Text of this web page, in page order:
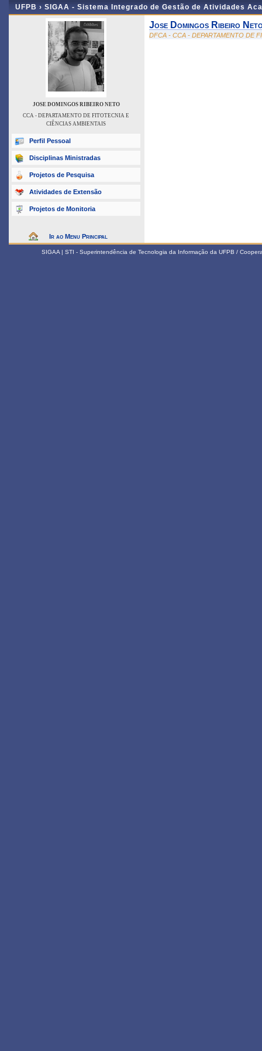
UFPB › SIGAA - Sistema Integrado de Gestão de Atividades
JOSE DOMINGOS RIBEIRO NETO
CCA - DEPARTAMENTO DE FITOTECNIA E
CIÊNCIAS AMBIENTAIS
Perfil Pessoal
Disciplinas Ministradas
Projetos de Pesquisa
Atividades de Extensão
Projetos de Monitoria
Ir ao Menu Principal
Jose Domingos Ribeiro
DFCA - CCA - DEPARTAMENTO DE
SIGAA | STI - Superintendência de Tecnologia da Informação da UFPB /